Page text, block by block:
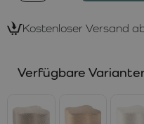
Kostenloser Versand
Verfügbare